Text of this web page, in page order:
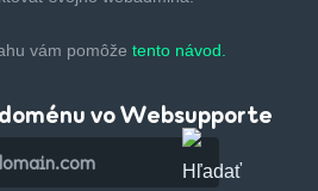
vám pomôže tento návod.
vo Websupporte